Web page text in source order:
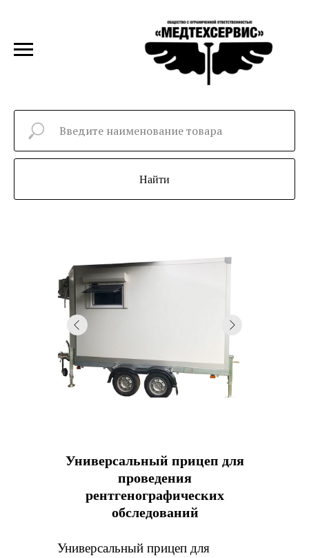
Найти
Универсальный прицеп для
проведения
рентгенографических
обследований
Универсальный прицеп для